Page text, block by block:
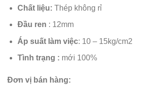
Chất liệu: Thép không rỉ
Đầu ren : 12mm
Áp suất làm việc: 10 – 15kg/cm2
Tình trạng : mới 100%
Đơn vị bán hàng: